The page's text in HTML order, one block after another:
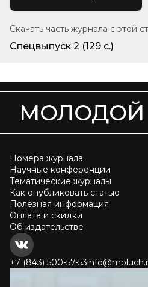
Скачать часть журнала с этой
Спецвыпуск 2 (129 с.)
МОЛОДОЙ
Номера журнала
Научные конференции
Тематические журналы
Как опубликовать статью
Полезная информация
Оплата и скидки
Об издательстве
+7 (843) 500-57-53